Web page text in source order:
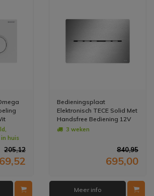
huis
205,12
Bedieningsplaat
Elektronisch TECE Solid Met
Handsfree Bediening 12V
Net - Geborsteld RVS -
3 weken
840,95
695,00
Meer info